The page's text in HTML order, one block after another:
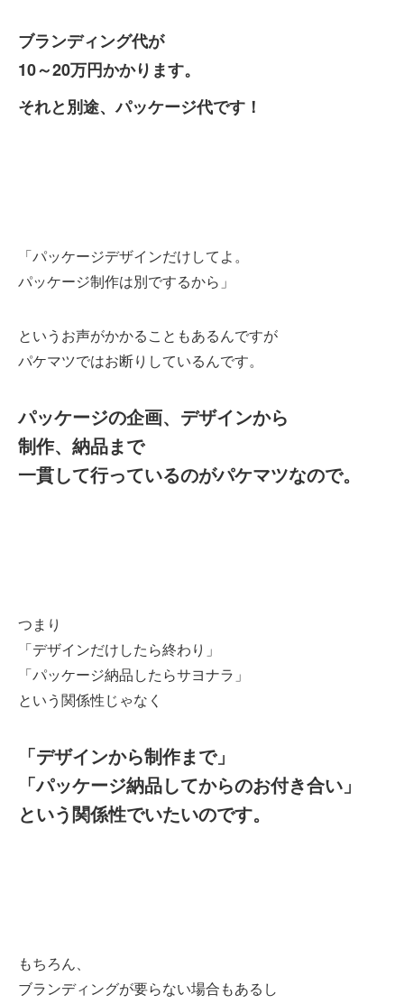
ブランディング代が
10～20万円かかります。
それと別途、パッケージ代です！
「パッケージデザインだけしてよ。
パッケージ制作は別でするから」
というお声がかかることもあるんですが
パケマツではお断りしているんです。
パッケージの企画、デザインから
制作、納品まで
一貫して行っているのがパケマツなので。
つまり
「デザインだけしたら終わり」
「パッケージ納品したらサヨナラ」
という関係性じゃなく
「デザインから制作まで」
「パッケージ納品してからのお付き合い」
という関係性でいたいのです。
もちろん、
ブランディングが要らない場合もあるし